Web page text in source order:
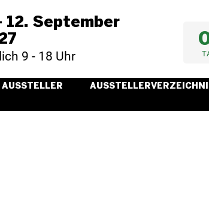
12. September
9 - 18 Uhr
AUSSTELLER